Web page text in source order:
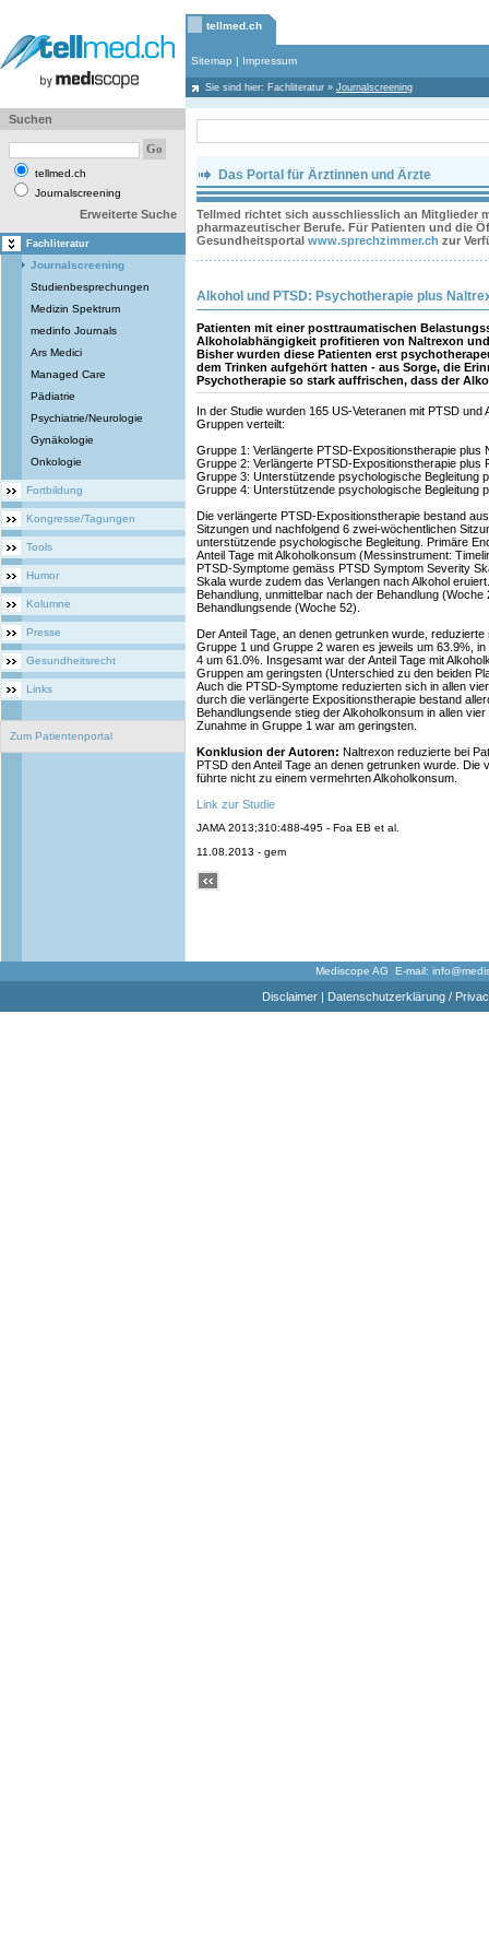
tellmed.ch
Sitemap | Impressum
Sie sind hier: Fachliteratur » Journalscreening
Suchen
tellmed.ch
Journalscreening
Erweiterte Suche
Fachliteratur
Journalscreening
Studienbesprechungen
Medizin Spektrum
medinfo Journals
Ars Medici
Managed Care
Pädiatrie
Psychiatrie/Neurologie
Gynäkologie
Onkologie
Fortbildung
Kongresse/Tagungen
Tools
Humor
Kolumne
Presse
Gesundheitsrecht
Links
Zum Patientenportal
Das Portal für Ärztinnen und Ärzte
Tellmed richtet sich ausschliesslich an Mitglieder
pharmazeutischer Berufe. Für Patienten und die
Gesundheitsportal www.sprechzimmer.ch zur
Alkohol und PTSD: Psychotherapie plus
Patienten mit einer posttraumatischen
Alkoholabhängigkeit profitieren von Naltrexon
Bisher wurden diese Patienten erst
dem Trinken aufgehört hatten - aus Sorge, die
Psychotherapie so stark auffrischen, dass der
In der Studie wurden 165 US-Veteranen mit PTSD und
Gruppen verteilt:
Gruppe 1: Verlängerte PTSD-Expositionstherapie plus
Gruppe 2: Verlängerte PTSD-Expositionstherapie plus
Gruppe 3: Unterstützende psychologische Begleitung
Gruppe 4: Unterstützende psychologische Begleitung
Die verlängerte PTSD-Expositionstherapie bestand
Sitzungen und nachfolgend 6 zwei-wöchentlichen
unterstützende psychologische Begleitung. Primäre
Anteil Tage mit Alkoholkonsum (Messinstrument:
PTSD-Symptome gemäss PTSD Symptom Severity
Skala wurde zudem das Verlangen nach Alkohol
Behandlung, unmittelbar nach der Behandlung
Behandlungsende (Woche 52).
Der Anteil Tage, an denen getrunken wurde,
Gruppe 1 und Gruppe 2 waren es jeweils um 63.9%,
4 um 61.0%. Insgesamt war der Anteil Tage mit
Gruppen am geringsten (Unterschied zu den beiden
Auch die PTSD-Symptome reduzierten sich in allen
durch die verlängerte Expositionstherapie bestand
Behandlungsende stieg der Alkoholkonsum in allen
Zunahme in Gruppe 1 war am geringsten.
Konklusion der Autoren: Naltrexon reduzierte bei
PTSD den Anteil Tage an denen getrunken wurde. Die
führte nicht zu einem vermehrten Alkoholkonsum.
Link zur Studie
JAMA 2013;310:488-495 - Foa EB et al.
11.08.2013 - gem
Mediscope AG E-mail:
Disclaimer| Datenschutzerklärung /